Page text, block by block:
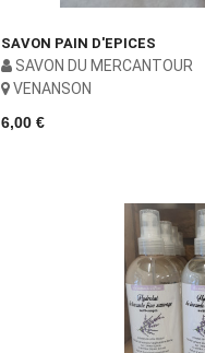
SAVON PAIN D'EPICES
SAVON DU MERCANTOUR
VENANSON
6,00 €